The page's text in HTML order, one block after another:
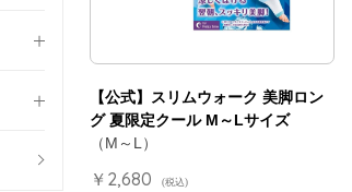
【公式】スリムウォーク 美脚ロン
グ 夏限定クール M～Lサイズ
（M～L）
￥2,680 (税込)